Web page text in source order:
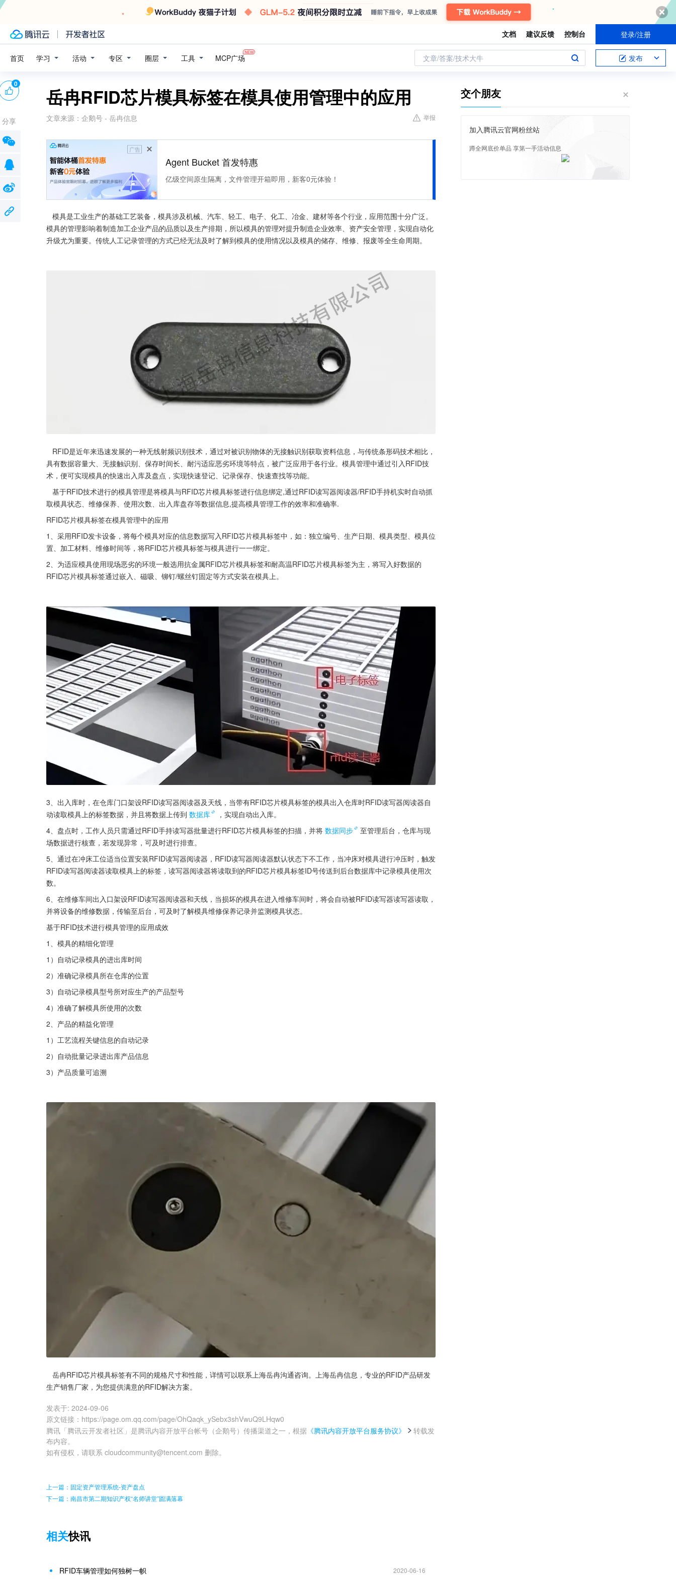
文档 建议反馈 控制台 登录/注册
首页 学习 活动 专区 圈层 工具 MCP广场 文章/答案/技术大牛 发布
岳冉RFID芯片模具标签在模具使用管理中的应用
文章来源： 企鹅号 - 岳冉信息 举报
广告
Agent Bucket 首发特惠
亿级空间原生隔离，文件管理开箱即用，新客0元体验！
模具的管理影响着制造加工企业产品的品质以及生产排期，所以模具的管理对提升制造企业效率、资产安全管理，实现自动化
升级尤为重要。传统人工记录管理的方式已经无法及时了解到模具的使用情况以及模具的储存、维修、报废等全生命周期。
具有数据容量大、无接触识别、保存时间长、耐污适应恶劣环境等特点，被广泛应用于各行业。模具管理中通过引入RFID技
术，便可实现模具的快速出入库及盘点，实现快速登记、记录保存、快速查找等功能。
取模具状态、维修保养、使用次数、出入库盘存等数据信息,提高模具管理工作的效率和准确率.
RFID芯片模具标签在模具管理中的应用
1、采用RFID发卡设备，将每个模具对应的信息数据写入RFID芯片模具标签中，如：独立编号、生产日期、模具类型、模具位
置、加工材料、维修时间等，将RFID芯片模具标签与模具进行一一绑定。
2、为适应模具使用现场恶劣的环境一般选用抗金属RFID芯片模具标签和耐高温RFID芯片模具标签为主，将写入好数据的
RFID芯片模具标签通过嵌入、磁吸、铆钉/螺丝钉固定等方式安装在模具上。
3、出入库时，在仓库门口架设RFID读写器阅读器及天线，当带有RFID芯片模具标签的模具出入仓库时RFID读写器阅读器自
动读取模具上的标签数据，并且将数据上传到 数据库
，实现自动出入库。
4、盘点时，工作人员只需通过RFID手持读写器批量进行RFID芯片模具标签的扫描，并将 数据同步
至管理后台，仓库与现
场数据进行核查，若发现异常，可及时进行排查。
5、通过在冲床工位适当位置安装RFID读写器阅读器，RFID读写器阅读器默认状态下不工作，当冲床对模具进行冲压时，触发
RFID读写器阅读器读取模具上的标签，读写器阅读器将读取到的RFID芯片模具标签ID号传送到后台数据库中记录模具使用次
数。
6、在维修车间出入口架设RFID读写器阅读器和天线，当损坏的模具在进入维修车间时，将会自动被RFID读写器读写器读取，
并将设备的维修数据，传输至后台，可及时了解模具维修保养记录并监测模具状态。
基于RFID技术进行模具管理的应用成效
1、模具的精细化管理
1）自动记录模具的进出库时间
2）准确记录模具所在仓库的位置
3）自动记录模具型号所对应生产的产品型号
4）准确了解模具所使用的次数
2、产品的精益化管理
1）工艺流程关键信息的自动记录
2）自动批量记录进出库产品信息
3）产品质量可追溯
生产销售厂家，为您提供满意的RFID解决方案。
发表于: 2024-09-06
原文链接 ： https://page.om.qq.com/page/OhQaqk_ySebx3shVwuQ9LHqw0
腾讯「腾讯云开发者社区」是腾讯内容开放平台帐号（企鹅号）传播渠道之一，根据 《腾讯内容开放平台服务协议》
转载发
布内容。
如有侵权，请联系 cloudcommunity@tencent.com 删除。
0
分享
上一篇：固定资产管理系统-资产盘点
下一篇：南昌市第二期知识产权“名师讲堂”圆满落幕
相关快讯
RFID车辆管理如何独树一帜 2020-06-16
交个朋友
加入腾讯云官网粉丝站
蹲全网底价单品 享第一手活动信息